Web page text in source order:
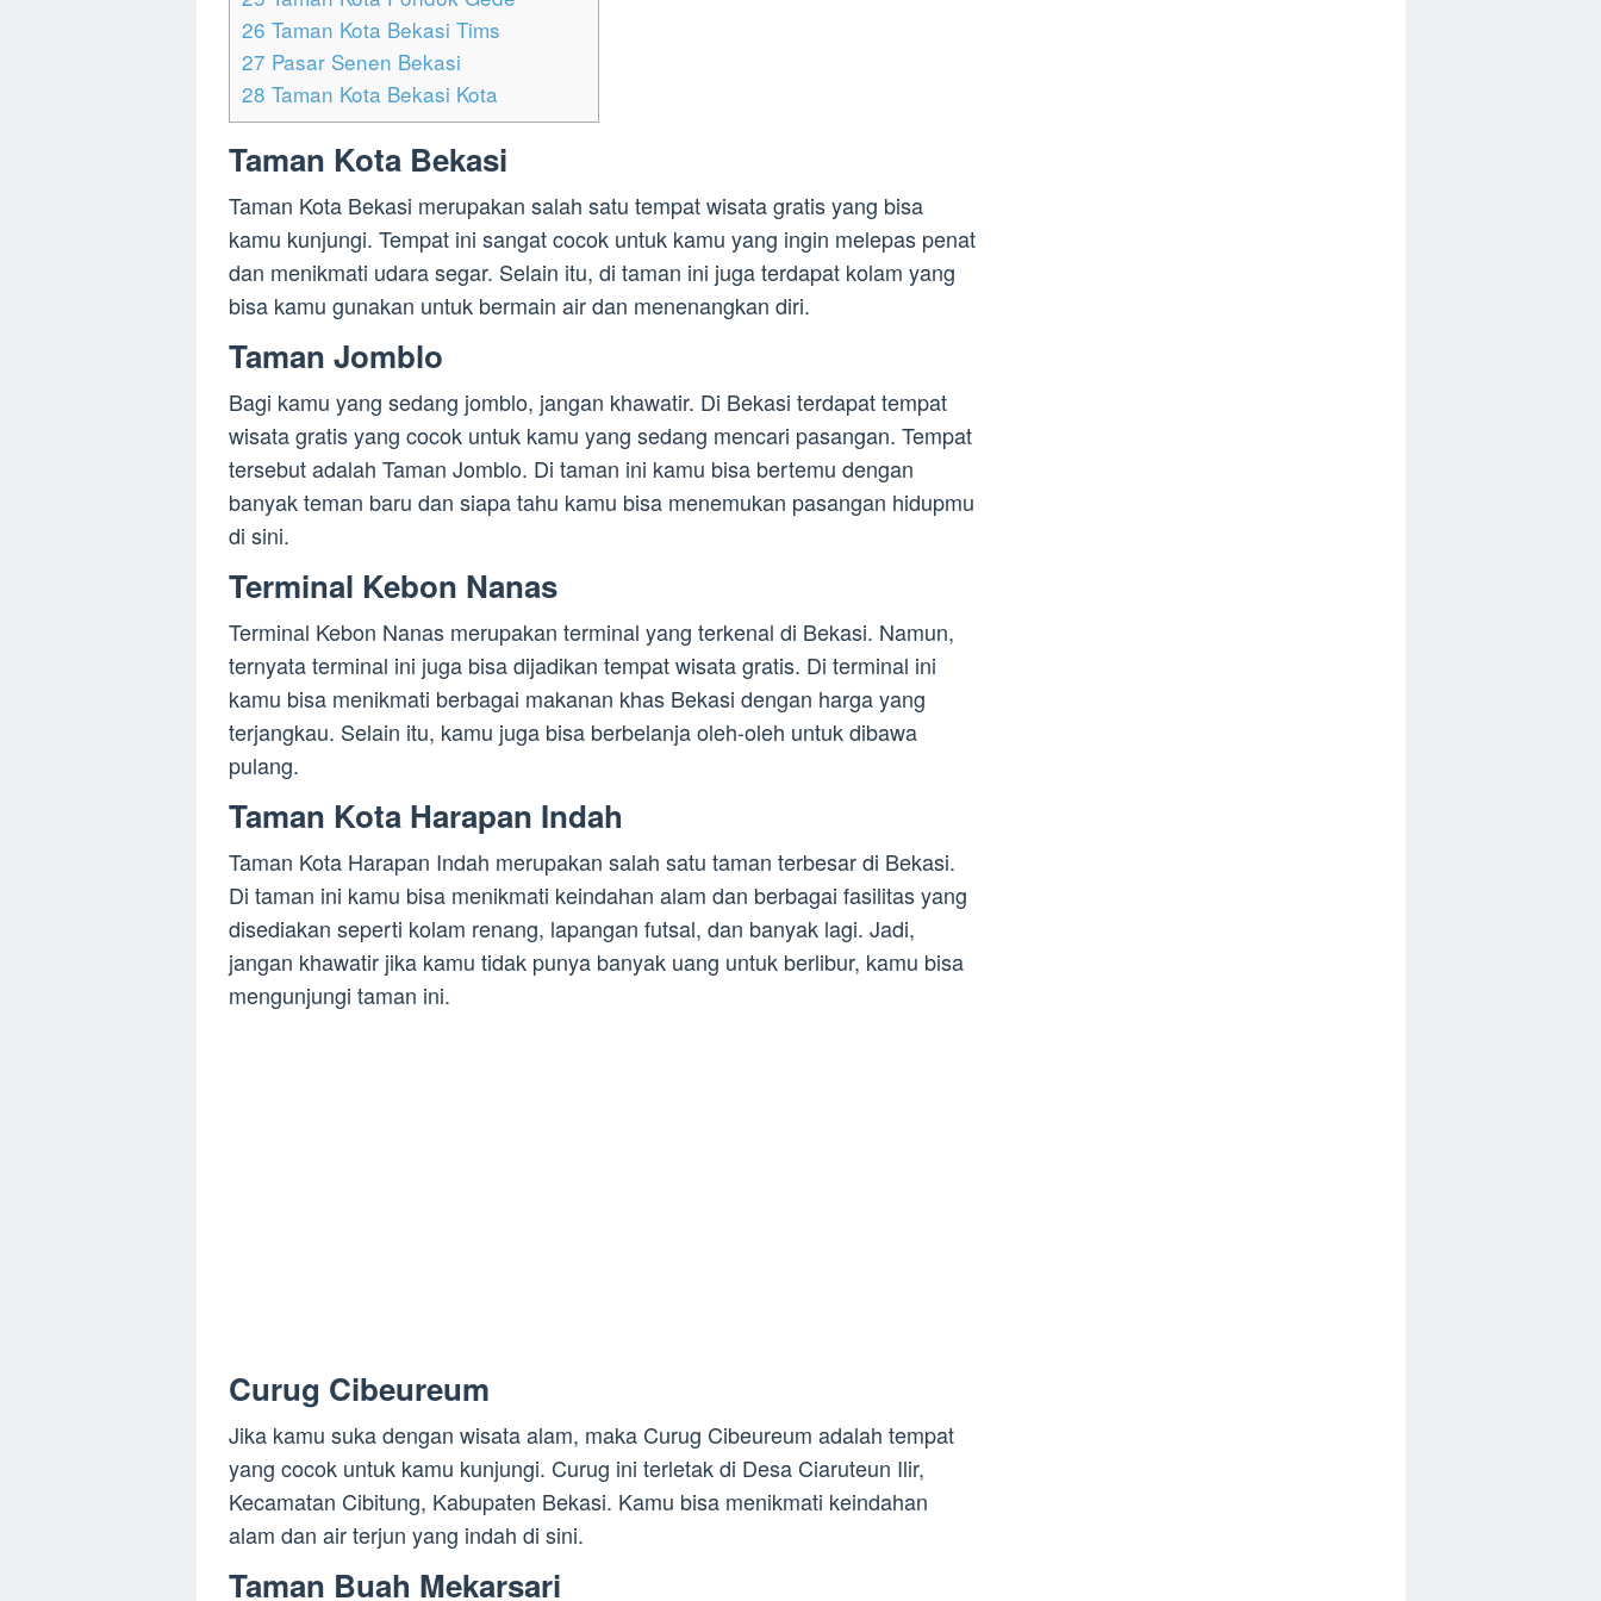
26 Taman Kota Bekasi Tims
27 Pasar Senen Bekasi
28 Taman Kota Bekasi Kota
Taman Kota Bekasi
Taman Kota Bekasi merupakan salah satu tempat wisata gratis yang bisa
kamu kunjungi. Tempat ini sangat cocok untuk kamu yang ingin melepas penat
dan menikmati udara segar. Selain itu, di taman ini juga terdapat kolam yang
bisa kamu gunakan untuk bermain air dan menenangkan diri.
Taman Jomblo
Bagi kamu yang sedang jomblo, jangan khawatir. Di Bekasi terdapat tempat
wisata gratis yang cocok untuk kamu yang sedang mencari pasangan. Tempat
tersebut adalah Taman Jomblo. Di taman ini kamu bisa bertemu dengan
banyak teman baru dan siapa tahu kamu bisa menemukan pasangan hidupmu
di sini.
Terminal Kebon Nanas
Terminal Kebon Nanas merupakan terminal yang terkenal di Bekasi. Namun,
ternyata terminal ini juga bisa dijadikan tempat wisata gratis. Di terminal ini
kamu bisa menikmati berbagai makanan khas Bekasi dengan harga yang
terjangkau. Selain itu, kamu juga bisa berbelanja oleh-oleh untuk dibawa
pulang.
Taman Kota Harapan Indah
Taman Kota Harapan Indah merupakan salah satu taman terbesar di Bekasi.
Di taman ini kamu bisa menikmati keindahan alam dan berbagai fasilitas yang
disediakan seperti kolam renang, lapangan futsal, dan banyak lagi. Jadi,
jangan khawatir jika kamu tidak punya banyak uang untuk berlibur, kamu bisa
mengunjungi taman ini.
Curug Cibeureum
Jika kamu suka dengan wisata alam, maka Curug Cibeureum adalah tempat
yang cocok untuk kamu kunjungi. Curug ini terletak di Desa Ciaruteun Ilir,
Kecamatan Cibitung, Kabupaten Bekasi. Kamu bisa menikmati keindahan
alam dan air terjun yang indah di sini.
Taman Buah Mekarsari